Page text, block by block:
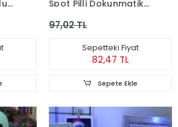
Spot Pilli Dokunmatik
Dolap Lambası
97,02 TL
Sepetteki Fiyat
82,47 TL
Sepete Ekle